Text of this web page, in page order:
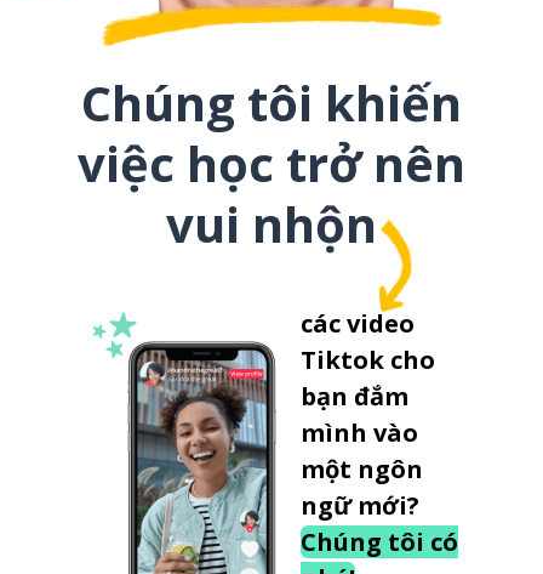
Chúng tôi khiến
việc học trở nên
vui nhộn
các video
Tiktok cho
bạn đắm
mình vào
một ngôn
ngữ mới?
Chúng tôi có